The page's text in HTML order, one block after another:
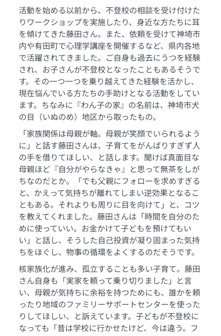
活動を始める以前から、不登校の相談を受け付けた
りワークショップを実施したり、身近な方たちに耳
を傾けてきた藤田さん。また、依頼を受けて神埼市
内や有田町で心理学講座を開催するなど、県内各地
で活躍されてきました。ご自身も過去にうつを経験
され、お子さんが不登校となったこともあるそうで
す。その一つ一つを乗り越えてきた経験を活かし、
現在悩んでいる方たちの手助けとなる活動をしてい
ます。ちなみに『わん子の家』の名前は、神埼市犬
の目（いぬのめ）地区から取ったもの。
「家族関係は母親が軸。母親が笑顔でいられるよう
に」と話す藤田さんは、子育てをがんばりすぎず人
の手を借りてほしい、と話します。聞けば真面目な
母親ほど『自分がやらなきゃ』と思って無茶をしが
ちなのだとか。「でも父親にフォローを求めすぎる
と、かえって気持ちが離れてしまい逆効果となるこ
ともある。それよりも周りに目を向けて」と、コツ
を教えてくれました。藤田さんは「時間を自分のた
めに使っていい。お金かけて子どもを預けてもい
い」と話し、そうした自己投資が凝り固まった気持
ちをほぐし、物事の循環をよくするのだそうです。
核家族化が進み、孤立することも多い子育て。藤田
さん自身も「実家を頼って乗り切りました」と言
い、母親が気持ちに余裕を持つためにも、誰かを頼
ったり地域のファミリーサポートセンターを使った
りしてほしい、と訴えています。子どもが不登校に
なっても「昔は学校に行かせたけど、今は違う。フ